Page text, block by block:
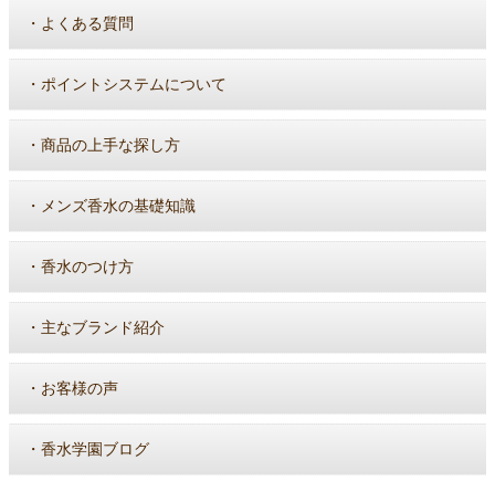
・ よくある質問
・ ポイントシステムについて
・ 商品の上手な探し方
・ メンズ香水の基礎知識
・ 香水のつけ方
・ 主なブランド紹介
・ お客様の声
・ 香水学園ブログ